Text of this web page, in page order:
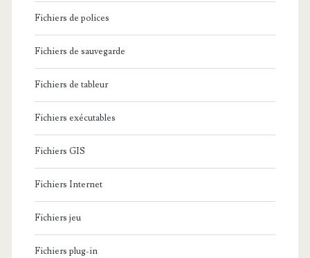
Fichiers de polices
Fichiers de sauvegarde
Fichiers de tableur
Fichiers exécutables
Fichiers GIS
Fichiers Internet
Fichiers jeu
Fichiers plug-in